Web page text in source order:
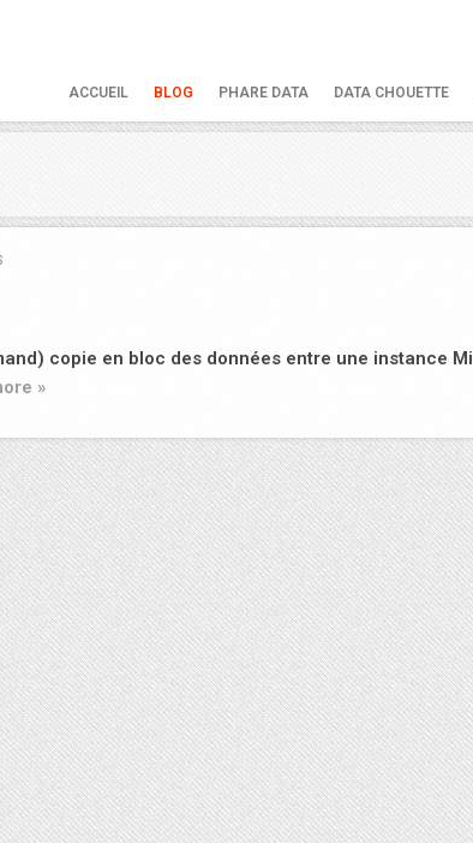
ACCUEIL BLOG PHARE DATA DATA CHOUETTE
copie en bloc des données entre une instance
»